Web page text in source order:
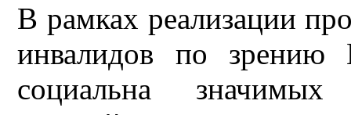
В рамках реализации
инвалидов по зрению
социальна